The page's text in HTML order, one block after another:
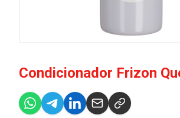
Condicionador Frizon